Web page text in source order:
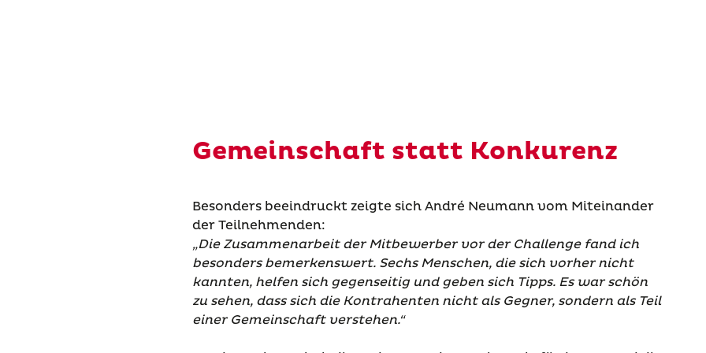
Gemeinschaft statt Konkurenz
Besonders beeindruckt zeigte sich André Neumann vom Miteinander
der Teilnehmenden:
„Die Zusammenarbeit der Mitbewerber vor der Challenge fand ich
besonders bemerkenswert. Sechs Menschen, die sich vorher nicht
kannten, helfen sich gegenseitig und geben sich Tipps. Es war schön
zu sehen, dass sich die Kontrahenten nicht als Gegner, sondern als Teil
einer Gemeinschaft verstehen.“